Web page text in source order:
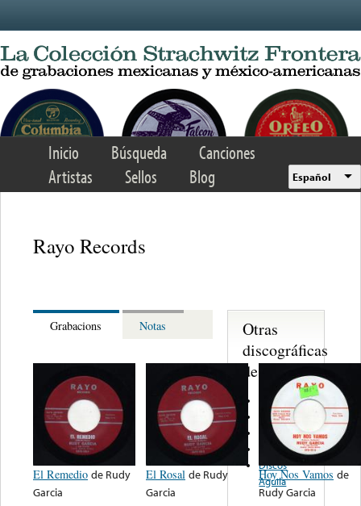
Inicio Búsqueda
Canciones
Artistas
Sellos Blog Español
Rayo Records
Grabacions Notas
El Remedio de Rudy
Garcia
El Rosal de Rudy
Garcia
Hoy Nos Vamos de
Rudy Garcia
Otras
discográficas
de nota ...
Ramex
El Toro
Relampago
Polydor
Discos
Aguila